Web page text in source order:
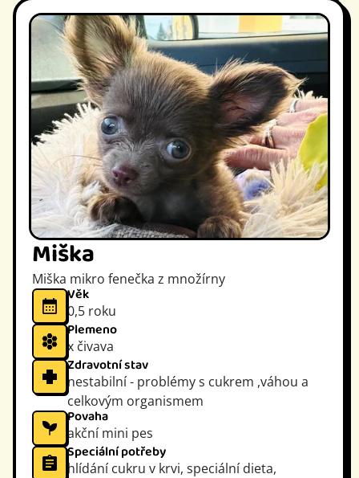
Miška
Miška mikro fenečka z množírny
Věk
0,5 roku
Plemeno
x čivava
Zdravotní stav
nestabilní - problémy s cukrem ,váhou a
celkovým organismem
Povaha
akční mini pes
Speciální potřeby
hlídání cukru v krvi, speciální dieta,